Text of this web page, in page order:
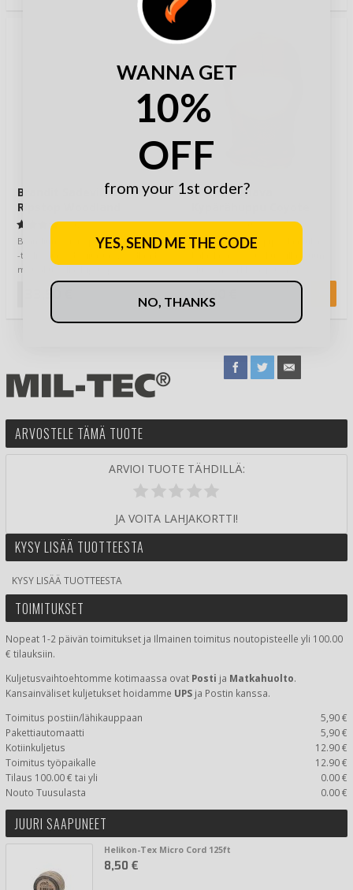
Brandit Sadeviitta
Ripstop Woodland
(2)
Branditin versio perinteisestä US
-tyylisestä sadeviitasta Woodland
metsäkuosilla. Ripstop
materiaal…
MFH Balaclava
(0)
MFH kommandopipo, laadukas
alue on verkkoa, joten
hengittäminen…
8,90 €
ARVOSTELE TÄMÄ TUOTE
ARVIOI TUOTE TÄHDILLÄ:
JA VOITA LAHJAKORTTI!
KYSY LISÄÄ TUOTTEESTA
KYSY LISÄÄ TUOTTEESTA
TOIMITUKSET
Nopeat 1-2 päivän toimitukset ja Ilmainen toimitus noutopisteelle yli 100.00
€ tilauksiin.
Kuljetusvaihtoehtomme kotimaassa ovat Posti ja Matkahuolto.
Kansainväliset kuljetukset hoidamme UPS ja Postin kanssa.
Toimitus postiin/lähikauppaan
5,90 €
Pakettiautomaatti
5,90 €
Kotiinkuljetus
12.90 €
Toimitus työpaikalle
12.90 €
Tilaus 100.00 € tai yli
0.00 €
Nouto Tuusulasta
0.00 €
JUURI SAAPUNEET
Helikon-Tex Micro Cord 125ft
8,50 €
WANNA GET
10%
OFF
from your 1st order?
YES, SEND ME THE CODE
NO, THANKS